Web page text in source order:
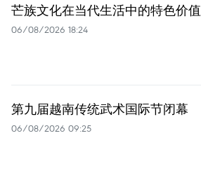
芒族文化在当代生活中的特色价值
06/08/2026 18:24
第九届越南传统武术国际节闭幕
06/08/2026 09:25